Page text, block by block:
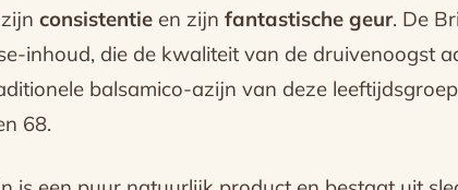
consistentie en zijn fantastische geur. De
inhoud, die de kwaliteit van de druivenoogst
balsamico-azijn van deze
68.